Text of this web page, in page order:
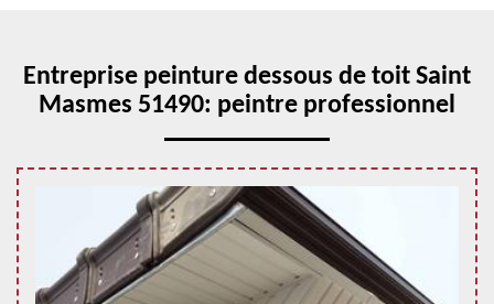
Entreprise peinture dessous de toit Saint
Masmes 51490: peintre professionnel